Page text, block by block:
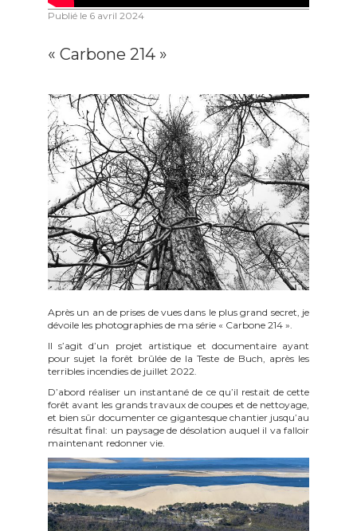
Publié le 6 avril 2024
« Carbone 214 »
Après un an de prises de vues dans le plus grand secret, je
dévoile les photographies de ma série « Carbone 214 ».
Il s’agit d’un projet artistique et documentaire ayant
pour sujet la forêt brûlée de la Teste de Buch, après les
terribles incendies de juillet 2022.
D’abord réaliser un instantané de ce qu’il restait de cette
forêt avant les grands travaux de coupes et de nettoyage,
et bien sûr documenter ce gigantesque chantier jusqu’au
résultat final: un paysage de désolation auquel il va falloir
maintenant redonner vie.